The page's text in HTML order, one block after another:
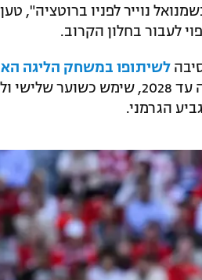
נוייר לפניו ברוטציה",
לעבור בחלון הקרוב.
לשיתופו במשחק הליגה
באיירן בבית בעונה החולפת. הישראלי שחתום על חוזה עד 2028, שימש כשוער
הגרמני.